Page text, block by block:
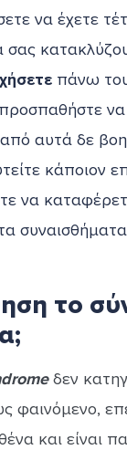
να έχετε
σας
πάνω
αυτά δε
κάποιον
να
το
δεν
φαινόμενο,
και είναι